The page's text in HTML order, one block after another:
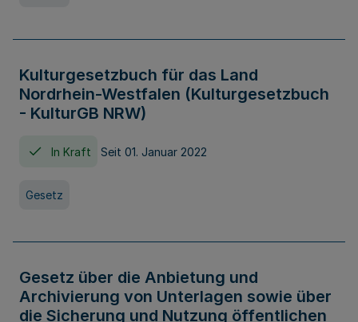
Kulturgesetzbuch für das Land
Nordrhein-Westfalen (Kulturgesetzbuch
- KulturGB NRW)
In Kraft Seit 01. Januar 2022
Gesetz
Gesetz über die Anbietung und
Archivierung von Unterlagen sowie über
die Sicherung und Nutzung öffentlichen